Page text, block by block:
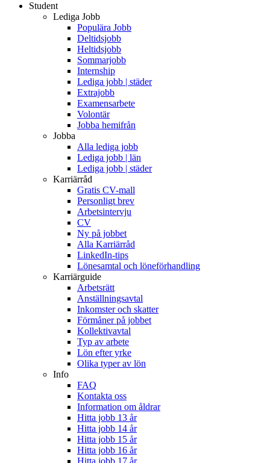
Student
Lediga Jobb
Populära Jobb
Deltidsjobb
Heltidsjobb
Sommarjobb
Internship
Lediga jobb | städer
Extrajobb
Examensarbete
Volontär
Jobba hemifrån
Jobba
Alla lediga jobb
Lediga jobb | län
Lediga jobb | städer
Karriärråd
Gratis CV-mall
Personligt brev
Arbetsintervju
CV
Ny på jobbet
Alla Karriärråd
LinkedIn-tips
Lönesamtal och löneförhandling
Karriärguide
Arbetsrätt
Anställningsavtal
Inkomster och skatter
Förmåner på jobbet
Kollektivavtal
Typ av arbete
Lön efter yrke
Olika typer av lön
Info
FAQ
Kontakta oss
Information om åldrar
Hitta jobb 13 år
Hitta jobb 14 år
Hitta jobb 15 år
Hitta jobb 16 år
Hitta jobb 17 år